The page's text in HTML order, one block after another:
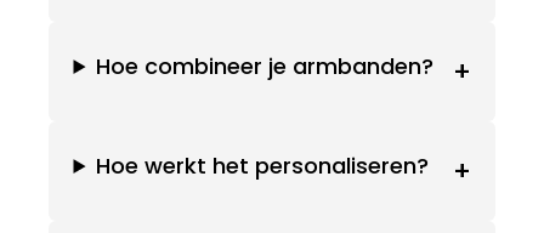
Hoe combineer je armbanden? +
Hoe werkt het personaliseren? +